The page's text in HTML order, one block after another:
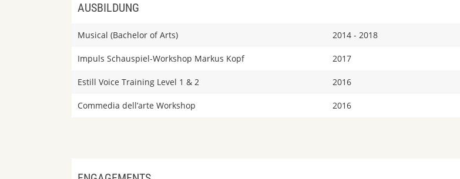
AUSBILDUNG
Musical (Bachelor of Arts) 2014 - 2018
Impuls Schauspiel-Workshop Markus Kopf 2017
Estill Voice Training Level 1 & 2 2016
Commedia dell’arte Workshop 2016